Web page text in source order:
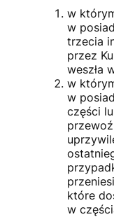
w
w
trzecia
przez
weszła
w
w
części
które
w